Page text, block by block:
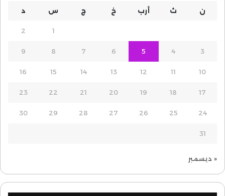
ن ث أرب خ ج س د
1
2
3
4
5
6
7
8
9
10
11
12
13
14
15
16
17
18
19
20
21
22
23
24
25
26
27
28
29
30
31
« ديسمبر